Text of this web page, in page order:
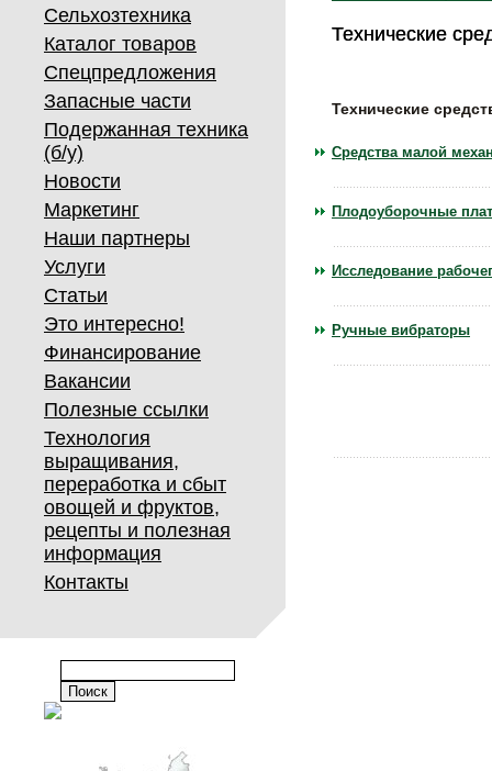
Сельхозтехника
Каталог товаров
Спецпредложения
Запасные части
Подержанная техника
(б/у)
Новости
Маркетинг
Наши партнеры
Услуги
Статьи
Это интересно!
Финансирование
Вакансии
Полезные ссылки
Технология
выращивания,
переработка и сбыт
овощей и фруктов,
рецепты и полезная
информация
Контакты
Технические
Технические
Технические
Средства малой
Плодоуборочные
Исследование
Ручные вибраторы